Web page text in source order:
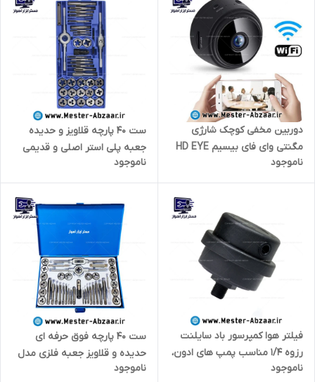
دوربین مخفی کوچک شارژی
مگنتی وای فای بیسیم HD EYE
مداربسته A9 عکسبرداری و فیلم
ناموجود
ست 40 پارچه قلاویز و حدیده
جعبه پلی استر اصلی و قدیمی
مدل 6993
ناموجود
فیلتر هوا کمپرسور باد سایلنت
رزوه 1/4 مناسب پمپ های ادون،
باس، اینتیمکس و آپ اسپریت و
ناموجود
ست 40 پارچه فوق حرفه ای
حدیده و قلاویز جعبه فلزی مدل
3835 مستر ابزار اهواز
ناموجود